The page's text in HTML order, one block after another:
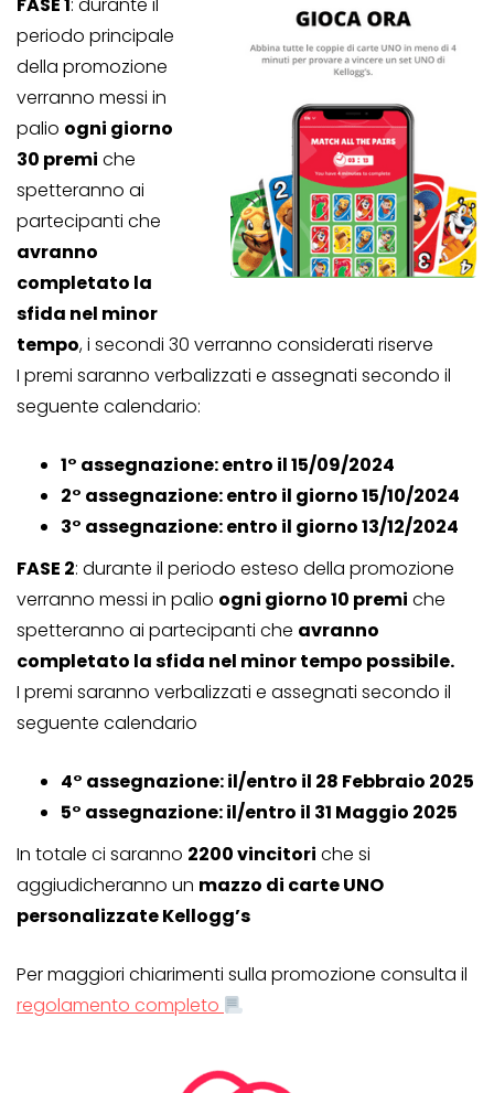
FASE 1: durante il
periodo principale
della promozione
verranno messi in
palio ogni giorno
30 premi che
spetteranno ai
partecipanti che
avranno
completato la
sfida nel minor
tempo, i secondi 30 verranno considerati riserve
I premi saranno verbalizzati e assegnati secondo il
seguente calendario:
1° assegnazione: entro il 15/09/2024
2° assegnazione: entro il giorno 15/10/2024
3° assegnazione: entro il giorno 13/12/2024
FASE 2: durante il periodo esteso della promozione
verranno messi in palio ogni giorno 10 premi che
spetteranno ai partecipanti che avranno
completato la sfida nel minor tempo possibile.
I premi saranno verbalizzati e assegnati secondo il
seguente calendario
4° assegnazione: il/entro il 28 Febbraio 2025
5° assegnazione: il/entro il 31 Maggio 2025
In totale ci saranno 2200 vincitori che si
aggiudicheranno un mazzo di carte UNO
personalizzate Kellogg’s
Per maggiori chiarimenti sulla promozione consulta il
regolamento completo